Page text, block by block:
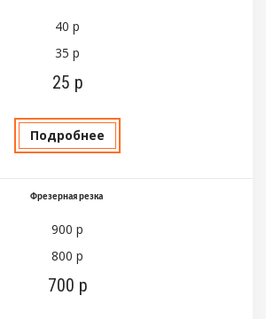
40 р
35 р
25 р
Подробнее
Фрезерная резка
900 р
800 р
700 р